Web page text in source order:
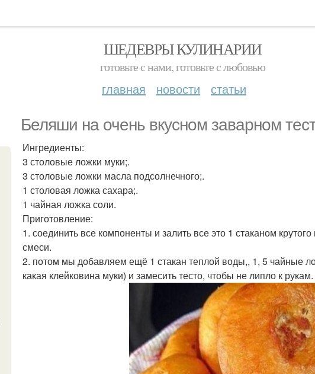
ШЕДЕВРЫ КУЛИНАРИИ
готовьте с нами, готовьте с любовью
главная новости статьи
Беляши на очень вкусном заварном
Ингредиенты:
3 столовые ложки муки;.
3 столовые ложки масла подсолнечного;.
1 столовая ложка сахара;.
1 чайная ложка соли.
Приготовление:
1. соединить все компоненты и залить все это 1 стаканом
смеси.
2. потом мы добавляем ещё 1 стакан теплой воды,, 1, 5 чайные
какая клейковина муки) и замесить тесто, чтобы не липло к рукам.